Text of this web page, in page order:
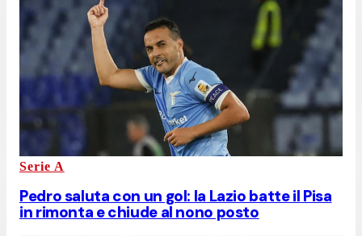
Serie A
Pedro saluta con un gol: la Lazio batte il Pisa
in rimonta e chiude al nono posto